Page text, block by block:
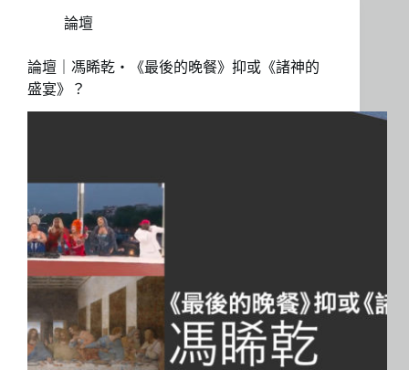
論壇
論壇｜馮睎乾・《最後的晚餐》抑或《諸神的
盛宴》？